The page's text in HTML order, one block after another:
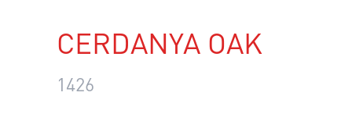
CERDANYA OAK
1426